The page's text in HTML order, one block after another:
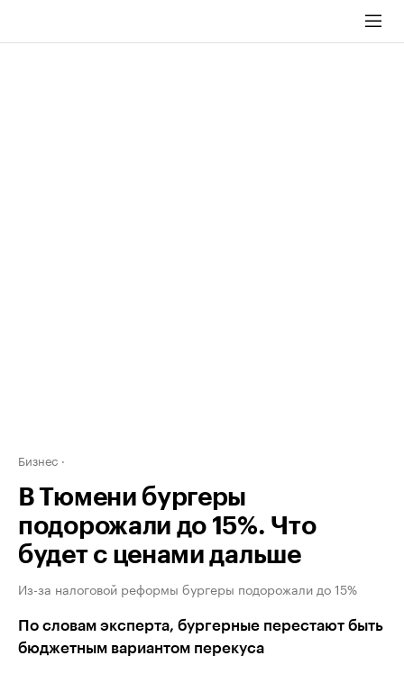
Бизнес
В Тюмени бургеры
подорожали до 15%. Что
будет с ценами дальше
Из-за налоговой реформы бургеры подорожали до 15%
По словам эксперта, бургерные перестают быть
бюджетным вариантом перекуса